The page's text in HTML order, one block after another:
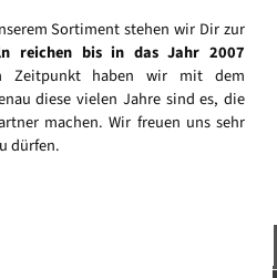
Sortiment stehen wir Dir zur
reichen bis in das Jahr 2007
Zeitpunkt haben wir mit dem
diese vielen Jahre sind es, die
machen. Wir freuen uns sehr
dürfen.